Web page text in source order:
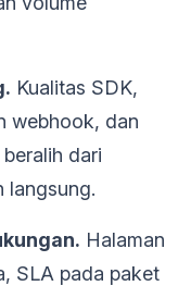
Kualitas SDK,
webhook, dan
dari
langsung.
Halaman
SLA pada paket